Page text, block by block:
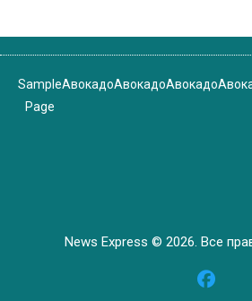
Sample
Page
АвокадоАвокадоАвокадо
News Express © 2026. Все